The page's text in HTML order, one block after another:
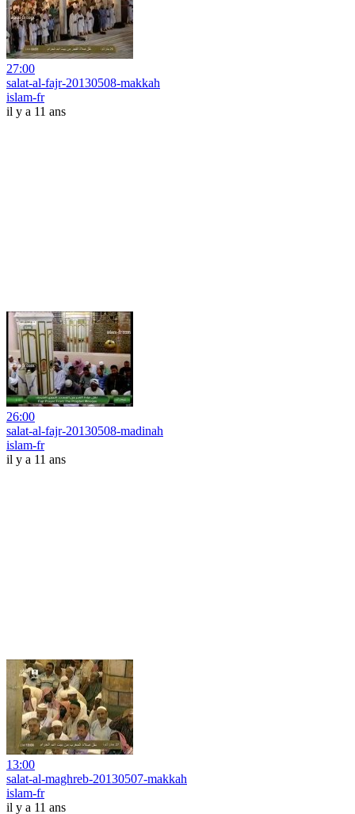
27:00
salat-al-fajr-20130508-makkah
islam-fr
il y a 11 ans
26:00
salat-al-fajr-20130508-madinah
islam-fr
il y a 11 ans
13:00
salat-al-maghreb-20130507-makkah
islam-fr
il y a 11 ans